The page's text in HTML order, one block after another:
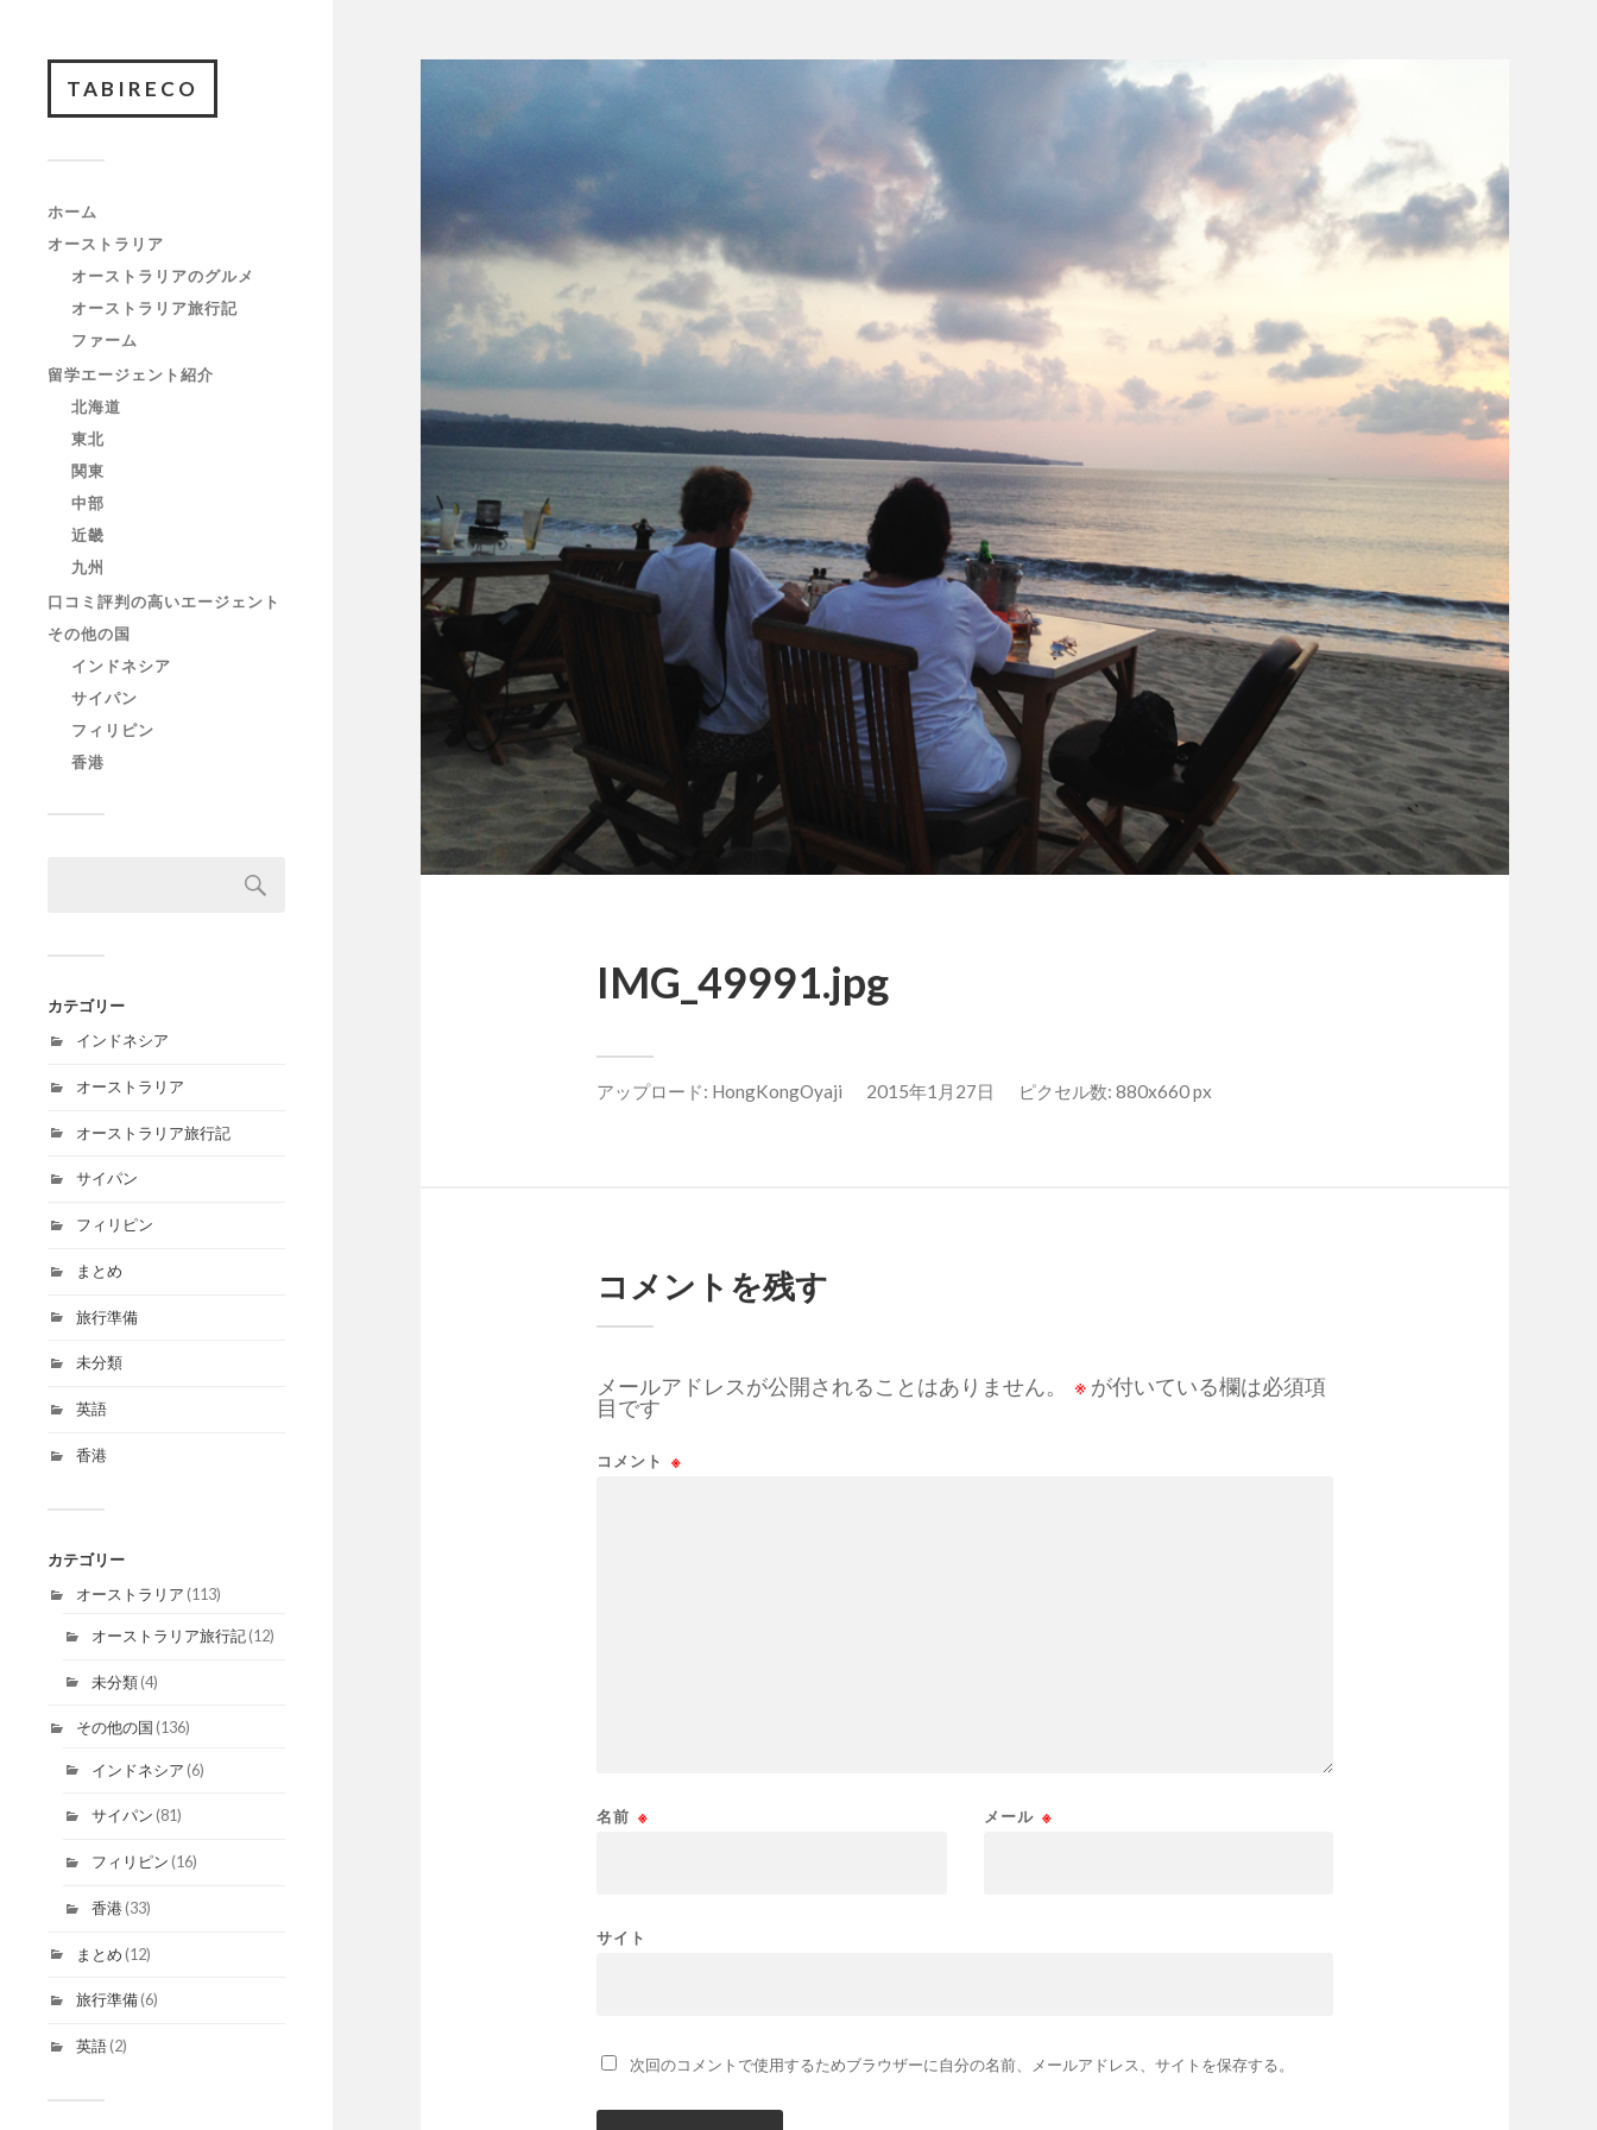
TABIRECO
ホーム
オーストラリア
オーストラリアのグルメ
オーストラリア旅行記
ファーム
留学エージェント紹介
北海道
東北
関東
中部
近畿
九州
口コミ評判の高いエージェント
その他の国
インドネシア
サイパン
フィリピン
香港
カテゴリー
インドネシア
オーストラリア
オーストラリア旅行記
サイパン
フィリピン
まとめ
旅行準備
未分類
英語
香港
カテゴリー
オーストラリア (113)
オーストラリア旅行記(12)
未分類(4)
その他の国 (136)
インドネシア (6)
サイパン (81)
フィリピン (16)
香港(33)
まとめ (12)
旅行準備(6)
英語(2)
IMG_49991.jpg
アップロード: HongKongOyaji 2015年1月27日 ピクセル数: 880x660 px
コメントを残す
メールアドレスが公開されることはありません。 ※ が付いている欄は必須項
目です
コメント ※
名前 ※ メール ※
サイト
次回のコメントで使用するためブラウザーに自分の名前、メールアドレス、サイトを保存する。